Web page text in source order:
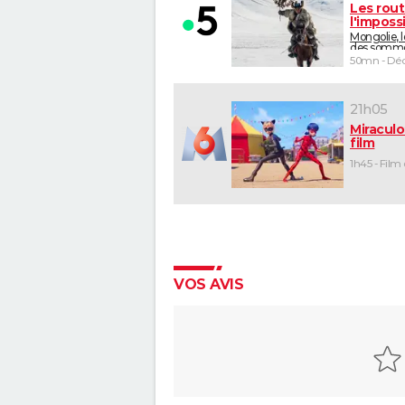
Les
Mongolie,
des
50mn -
21h05
film
1h45 -
VOS AVIS